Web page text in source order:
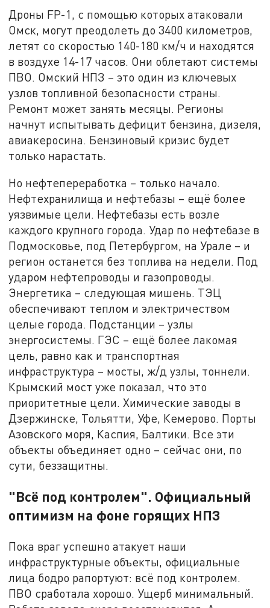
Дроны FP-1, с помощью которых атаковали
Омск, могут преодолеть до 3400 километров,
летят со скоростью 140-180 км/ч и находятся
в воздухе 14-17 часов. Они облетают системы
ПВО. Омский НПЗ – это один из ключевых
узлов топливной безопасности страны.
Ремонт может занять месяцы. Регионы
начнут испытывать дефицит бензина, дизеля,
авиакеросина. Бензиновый кризис будет
только нарастать.
Но нефтепереработка – только начало.
Нефтехранилища и нефтебазы – ещё более
уязвимые цели. Нефтебазы есть возле
каждого крупного города. Удар по нефтебазе в
Подмосковье, под Петербургом, на Урале – и
регион останется без топлива на недели. Под
ударом нефтепроводы и газопроводы.
Энергетика – следующая мишень. ТЭЦ
обеспечивают теплом и электричеством
целые города. Подстанции – узлы
энергосистемы. ГЭС – ещё более лакомая
цель, равно как и транспортная
инфраструктура – мосты, ж/д узлы, тоннели.
Крымский мост уже показал, что это
приоритетные цели. Химические заводы в
Дзержинске, Тольятти, Уфе, Кемерово. Порты
Азовского моря, Каспия, Балтики. Все эти
объекты объединяет одно – сейчас они, по
сути, беззащитны.
"Всё под контролем". Официальный
оптимизм на фоне горящих НПЗ
Пока враг успешно атакует наши
инфраструктурные объекты, официальные
лица бодро рапортуют: всё под контролем.
ПВО сработала хорошо. Ущерб минимальный.